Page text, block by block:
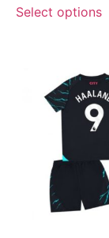
Select options